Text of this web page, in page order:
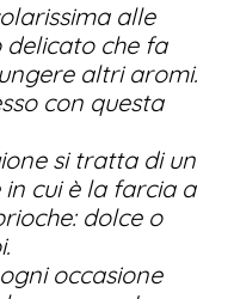
alle
che fa
altri aromi.
con questa
si tratta di un
cui è la farcia a
dolce o
occasione